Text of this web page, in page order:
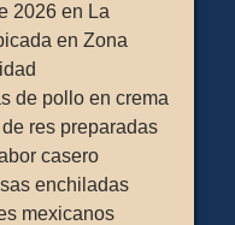
2026 en La
en Zona
de pollo en crema
res preparadas
casero
enchiladas
mexicanos